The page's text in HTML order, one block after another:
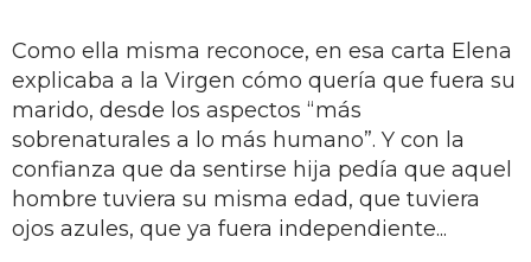
Como ella misma reconoce, en esa carta Elena
explicaba a la Virgen cómo quería que fuera su
marido, desde los aspectos “más
sobrenaturales a lo más humano”. Y con la
confianza que da sentirse hija pedía que aquel
hombre tuviera su misma edad, que tuviera
ojos azules, que ya fuera independiente...